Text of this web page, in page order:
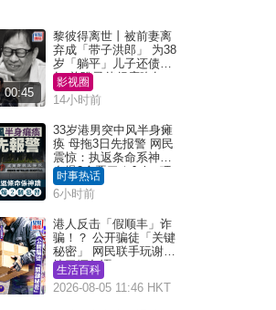
00:45
黎彼得离世丨被前妻离
弃成「带子洪郎」 为38
岁「躺平」儿子还债多
年 曾盼寻伴侣度晚年
影视圈
14小时前
33岁港男突中风半身瘫
痪 母拖3日先报警 网民
震惊：执返条命系神迹
自爆2个恶习｜Juicy叮
时事热话
6小时前
港人反击「假顺丰」诈
骗！？ 公开骗徒「关键
秘密」 网民联手玩谢：
练习缅甸语
生活百科
2026-08-05 11:46 HKT